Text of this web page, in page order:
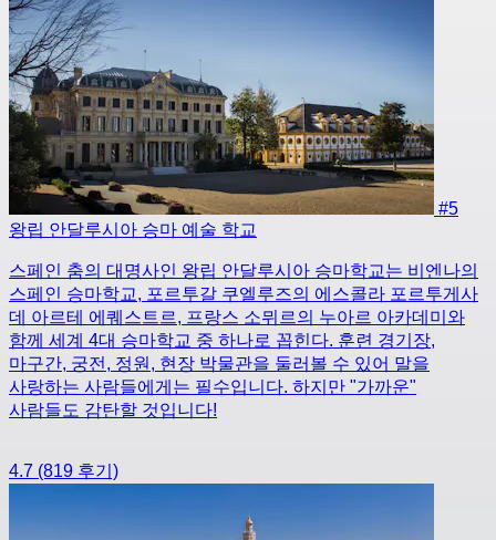
#5
왕립 안달루시아 승마 예술 학교
스페인 춤의 대명사인 왕립 안달루시아 승마학교는 비엔나의
스페인 승마학교, 포르투갈 쿠엘루즈의 에스콜라 포르투게사
데 아르테 에퀘스트르, 프랑스 소뮈르의 누아르 아카데미와
함께 세계 4대 승마학교 중 하나로 꼽힌다. 훈련 경기장,
마구간, 궁전, 정원, 현장 박물관을 둘러볼 수 있어 말을
사랑하는 사람들에게는 필수입니다. 하지만 "가까운"
사람들도 감탄할 것입니다!
4.7 (819 후기)